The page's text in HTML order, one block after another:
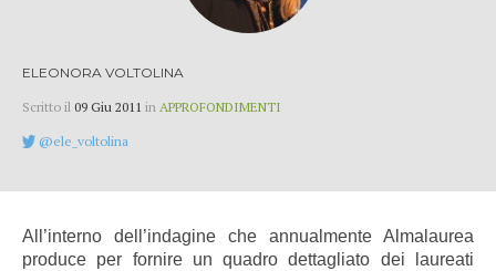
ELEONORA VOLTOLINA
Scritto il 09 Giu 2011 in APPROFONDIMENTI
@ele_voltolina
All’interno dell’indagine che annualmente Almalaurea
produce per fornire un quadro dettagliato dei laureati